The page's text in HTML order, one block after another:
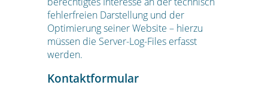
fehlerfreien Darstellung und der
Optimierung seiner Website – hierzu
müssen die Server-Log-Files erfasst
werden.
Kontaktformular